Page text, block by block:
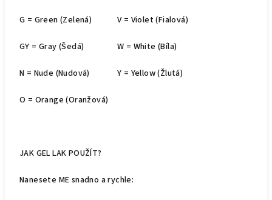
G = Green (Zelená) V = Violet (Fialová)
GY = Gray (Šedá) W = White (Bíla)
N = Nude (Nudová) Y = Yellow (Žlutá)
O = Orange (Oranžová)
JAK GEL LAK POUŽÍT?
Nanesete ME snadno a rychle: